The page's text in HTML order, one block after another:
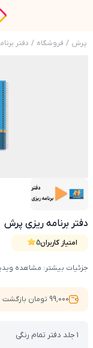
پرش / فروشگاه / دفتر
عکس کاور نمونه تدریس
دفتر برنامه ریزی پرش
امتیاز کاربران5
1 جلد دفتر تمام رنگی
جزئیات بیشتر: مشاهده
99,000 تومان بازگشت وجه